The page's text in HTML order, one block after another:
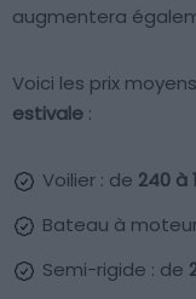
augmentera
Voici les prix
estivale :
Voilier : de 240 à
Bateau à
Semi-rigide : de